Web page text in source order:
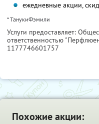
ежедневные акции,
* ТанукиФэмили
Услуги предоставляет:
ответственностью
1177746601757
Похожие акции: